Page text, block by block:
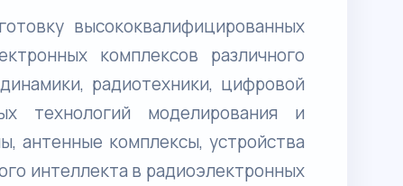
высококвалифицированных
комплексов различного
радиотехники, цифровой
технологий моделирования и
антенные комплексы, устройства
интеллекта в радиоэлектронных